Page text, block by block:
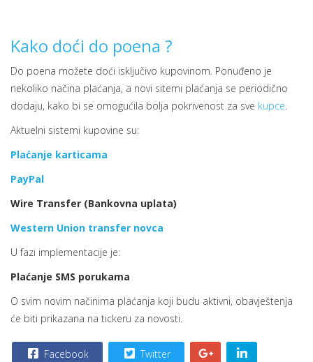
Kako doći do poena ?
Do poena možete doći isključivo kupovinom. Ponuđeno je
nekoliko načina plaćanja, a novi sitemi plaćanja se periodično
dodaju, kako bi se omogućila bolja pokrivenost za sve kupce.
Aktuelni sistemi kupovine su:
Plaćanje karticama
PayPal
Wire Transfer (Bankovna uplata)
Western Union transfer novca
U fazi implementacije je:
Plaćanje SMS porukama
O svim novim načinima plaćanja koji budu aktivni, obavještenja
će biti prikazana na tickeru za novosti.
Facebook Twitter